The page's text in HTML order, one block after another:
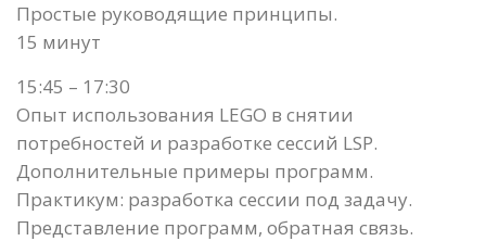
Простые руководящие принципы.
15 минут
15:45 – 17:30
Опыт использования LEGO в снятии
потребностей и разработке сессий LSP.
Дополнительные примеры программ.
Практикум: разработка сессии под задачу.
Представление программ, обратная связь.